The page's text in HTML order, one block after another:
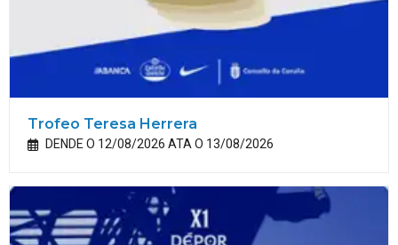
Trofeo Teresa Herrera
DENDE O 12/08/2026 ATA O 13/08/2026